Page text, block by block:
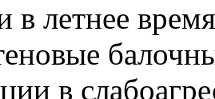
в летнее
в